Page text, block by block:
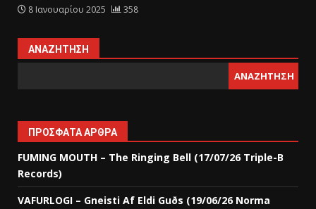
8 Ιανουαρίου 2025 358
ΑΝΑΖΉΤΗΣΗ
ΑΝΑΖΉΤΗΣΗ
ΠΡΌΣΦΑΤΑ ΆΡΘΡΑ
FUMING MOUTH – The Ringing Bell (17/07/26 Triple-B
Records)
VAFURLOGI – Gneisti Af Eldi Guðs (19/06/26 Norma